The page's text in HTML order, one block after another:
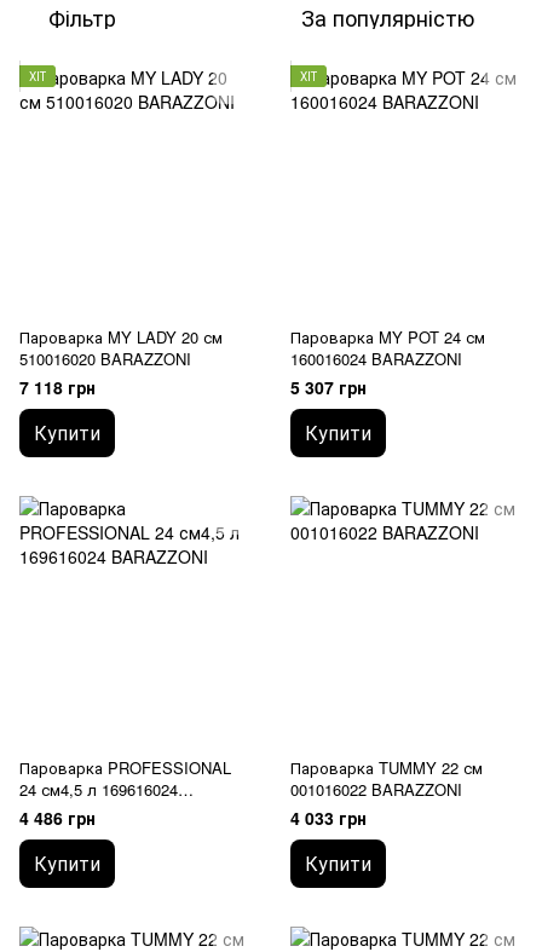
Фільтр За популярністю
ХІТ
Пароварка MY LADY 20 см
510016020 BARAZZONI
7 118 грн
Купити
ХІТ
Пароварка MY POT 24 см
160016024 BARAZZONI
5 307 грн
Купити
Пароварка PROFESSIONAL
24 см4,5 л 169616024
BARAZZONI
4 486 грн
Купити
Пароварка TUMMY 22 см
001016022 BARAZZONI
4 033 грн
Купити